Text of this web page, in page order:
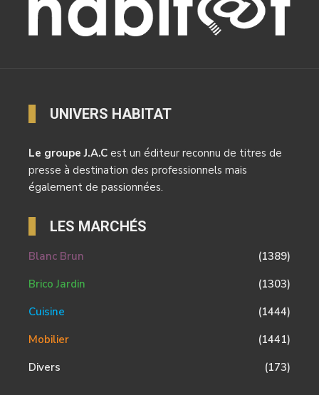
UNIVERS HABITAT
Le groupe J.A.C est un éditeur reconnu de titres de
presse à destination des professionnels mais
également de passionnées.
LES MARCHÉS
Blanc Brun
(1389)
Brico Jardin
(1303)
Cuisine
(1444)
Mobilier
(1441)
Divers
(173)